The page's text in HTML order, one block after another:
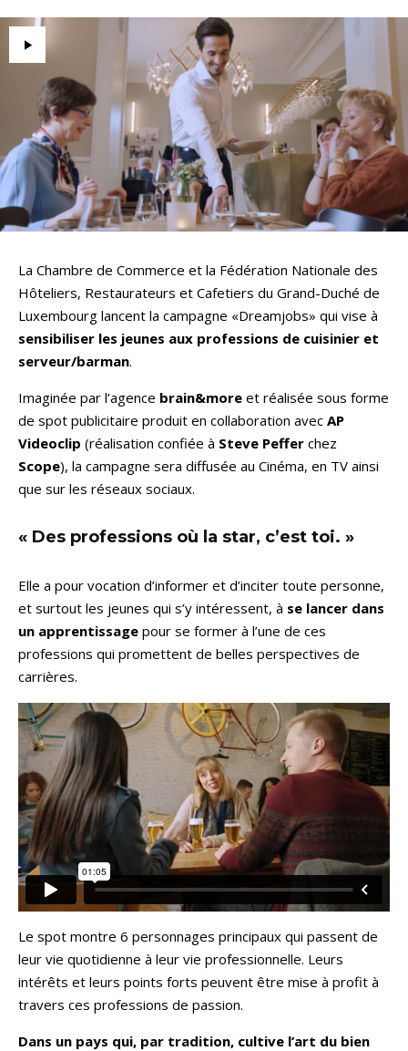
La Chambre de Commerce et la Fédération Nationale des
Hôteliers, Restaurateurs et Cafetiers du Grand-Duché de
Luxembourg lancent la campagne «Dreamjobs» qui vise à
sensibiliser les jeunes aux professions de cuisinier et
serveur/barman.
Imaginée par l’agence brain&more et réalisée sous forme
de spot publicitaire produit en collaboration avec AP
Videoclip (réalisation confiée à Steve Peffer chez
Scope), la campagne sera diffusée au Cinéma, en TV ainsi
que sur les réseaux sociaux.
« Des professions où la star, c’est toi. »
Elle a pour vocation d’informer et d’inciter toute personne,
et surtout les jeunes qui s’y intéressent, à se lancer dans
un apprentissage pour se former à l’une de ces
professions qui promettent de belles perspectives de
carrières.
Le spot montre 6 personnages principaux qui passent de
leur vie quotidienne à leur vie professionnelle. Leurs
intérêts et leurs points forts peuvent être mise à profit à
travers ces professions de passion.
Dans un pays qui, par tradition, cultive l’art du bien